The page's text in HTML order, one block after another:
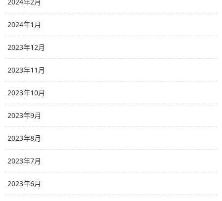
2024年1月
2023年12月
2023年11月
2023年10月
2023年9月
2023年8月
2023年7月
2023年6月